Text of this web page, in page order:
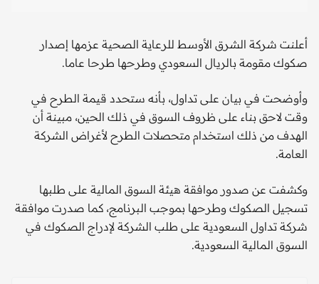
أعلنت شركة الشرق الأوسط للرعاية الصحية عزمها إصدار
صكوك مقومة بالريال السعودي وطرحها طرحا عاما.
وأوضحت في بيان على تداول، بأنه ستحدد قيمة الطرح في
وقت لاحق بناء على ظروف السوق في ذلك الحين، مبينة أن
الهدف من ذلك استخدام متحصلات الطرح لأغراض الشركة
العامة.
وكشفت عن صدور موافقة هيئة السوق المالية على طلبها
تسجيل الصكوك وطرحها بموجب البرنامج، كما صدرت موافقة
شركة تداول السعودية على طلب الشركة لإدراج الصكوك في
السوق المالية السعودية.